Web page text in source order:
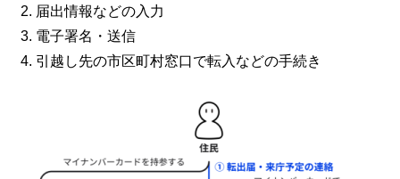
届出情報などの入力
電子署名・送信
引越し先の市区町村窓口で転入などの手続き